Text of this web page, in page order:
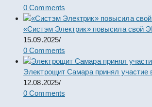
0 Comments
«Систэм Электрик» повысила свой
15.09.2025/
0 Comments
Электрощит Самара принял
12.08.2025/
0 Comments